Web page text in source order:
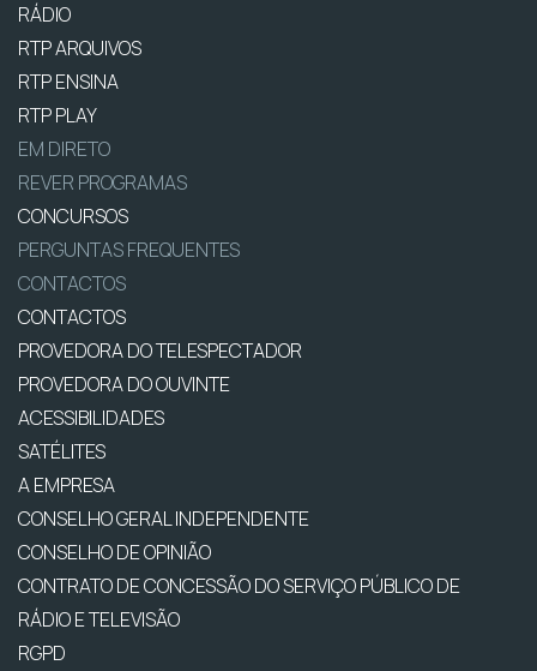
RÁDIO
RTP ARQUIVOS
RTP ENSINA
RTP PLAY
EM DIRETO
REVER PROGRAMAS
CONCURSOS
PERGUNTAS FREQUENTES
CONTACTOS
CONTACTOS
PROVEDORA DO TELESPECTADOR
PROVEDORA DO OUVINTE
ACESSIBILIDADES
SATÉLITES
A EMPRESA
CONSELHO GERAL INDEPENDENTE
CONSELHO DE OPINIÃO
CONTRATO DE CONCESSÃO DO SERVIÇO PÚBLICO DE
RÁDIO E TELEVISÃO
RGPD